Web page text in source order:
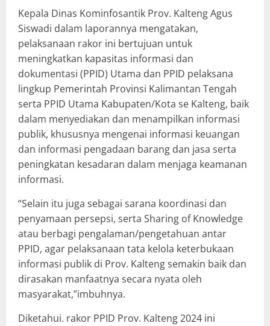
Kepala Dinas Kominfosantik Prov. Kalteng Agus
Siswadi dalam laporannya mengatakan,
pelaksanaan rakor ini bertujuan untuk
meningkatkan kapasitas informasi dan
dokumentasi (PPID) Utama dan PPID pelaksana
lingkup Pemerintah Provinsi Kalimantan Tengah
serta PPID Utama Kabupaten/Kota se Kalteng, baik
dalam menyediakan dan menampilkan informasi
publik, khususnya mengenai informasi keuangan
dan informasi pengadaan barang dan jasa serta
peningkatan kesadaran dalam menjaga keamanan
informasi.
“Selain itu juga sebagai sarana koordinasi dan
penyamaan persepsi, serta Sharing of Knowledge
atau berbagi pengalaman/pengetahuan antar
PPID, agar pelaksanaan tata kelola keterbukaan
informasi publik di Prov. Kalteng semakin baik dan
dirasakan manfaatnya secara nyata oleh
masyarakat,”imbuhnya.
Diketahui. rakor PPID Prov. Kalteng 2024 ini